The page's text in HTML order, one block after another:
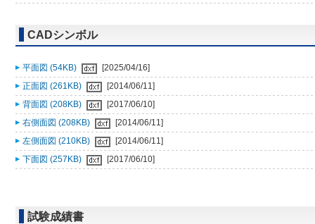
CADシンボル
平面図 (54KB)
[2025/04/16]
正面図 (261KB)
[2014/06/11]
背面図 (208KB)
[2017/06/10]
右側面図 (208KB)
[2014/06/11]
左側面図 (210KB)
[2014/06/11]
下面図 (257KB)
[2017/06/10]
試験成績書